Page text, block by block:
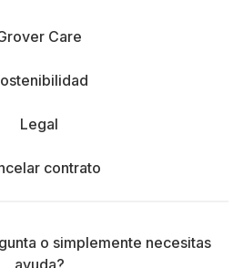
Care
Legal
contrato
o simplemente necesitas
ayuda?